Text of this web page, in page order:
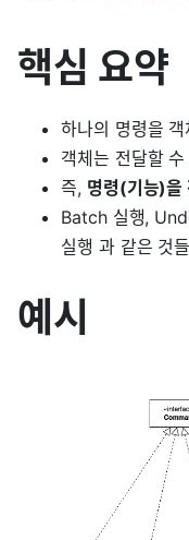
핵심 요약
하나의 명령을
객체는 전달할
즉, 명령(기능)을
Batch 실행,
실행 과 같은 것
예시